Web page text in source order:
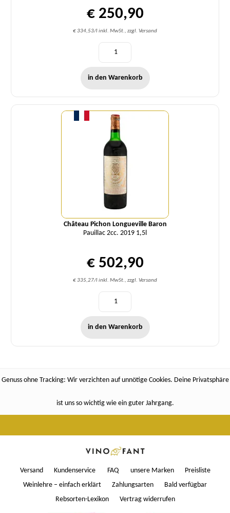
€ 250,90
€ 334,53/l inkl. MwSt., zzgl. Versand
in den Warenkorb
Château Pichon Longueville Baron
Pauillac 2cc. 2019 1,5l
€ 502,90
€ 335,27/l inkl. MwSt., zzgl. Versand
Menge
in den Warenkorb
Genuss ohne Tracking: Wir verzichten auf unnötige Cookies. Deine Privatsphäre
ist uns so wichtig wie ein guter Jahrgang.
Versand Kundenservice FAQ unsere Marken
Preisliste
Weinlehre – einfach erklärt
Zahlungsarten
Bald verfügbar
Rebsorten-Lexikon
Vertrag widerrufen